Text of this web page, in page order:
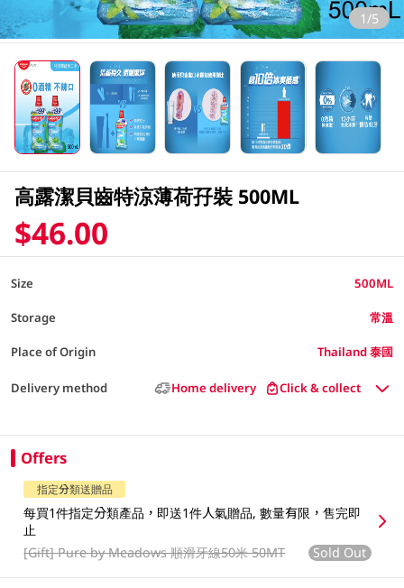
1/5
高露潔貝齒特涼薄荷孖裝 500ML
$46.00
Size 500ML
Storage 常溫
Place of Origin Thailand 泰國
Delivery method Home delivery Click & collect
Offers
指定分類送贈品
每買1件指定分類產品，即送1件人氣贈品, 數量有限，售完即
止
[Gift]Pure by Meadows 順滑牙線50米 50MT Sold Out